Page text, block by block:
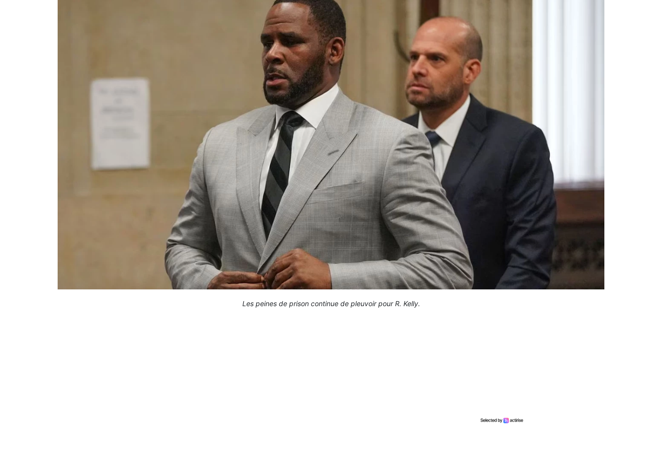
Les peines de prison continue de pleuvoir pour R. Kelly.